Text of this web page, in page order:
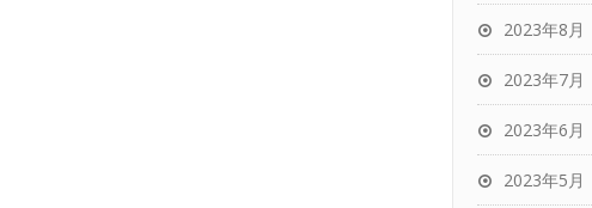
2023年8月
2023年7月
2023年6月
2023年5月